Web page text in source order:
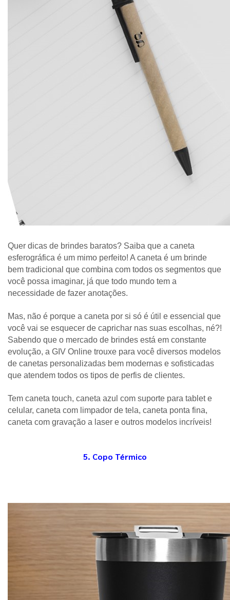
Quer dicas de brindes baratos? Saiba que a caneta
esferográfica é um mimo perfeito! A caneta é um brinde
bem tradicional que combina com todos os segmentos que
você possa imaginar, já que todo mundo tem a
necessidade de fazer anotações.
Mas, não é porque a caneta por si só é útil e essencial que
você vai se esquecer de caprichar nas suas escolhas, né?!
Sabendo que o mercado de brindes está em constante
evolução, a GIV Online trouxe para você diversos modelos
de canetas personalizadas bem modernas e sofisticadas
que atendem todos os tipos de perfis de clientes.
Tem caneta touch, caneta azul com suporte para tablet e
celular, caneta com limpador de tela, caneta ponta fina,
caneta com gravação a laser e outros modelos incríveis!
5. Copo Térmico